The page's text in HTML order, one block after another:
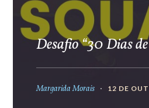
Desafio “30 Dias
Margarida Morais 12 DE